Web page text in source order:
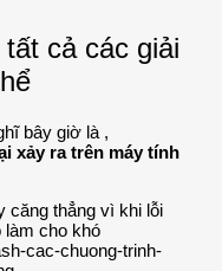
cả các giải
bây giờ là ,
xảy ra trên máy tính
căng thẳng vì khi lỗi
làm cho khó